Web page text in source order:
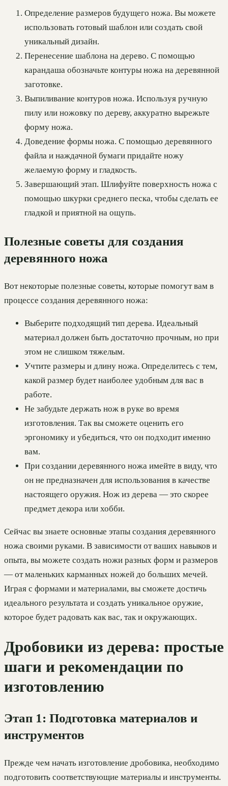
Определение размеров будущего ножа. Вы можете
использовать готовый шаблон или создать свой
уникальный дизайн.
Перенесение шаблона на дерево. С помощью
карандаша обозначьте контуры ножа на деревянной
заготовке.
Выпиливание контуров ножа. Используя ручную
пилу или ножовку по дереву, аккуратно вырежьте
форму ножа.
Доведение формы ножа. С помощью деревянного
файла и наждачной бумаги придайте ножу
желаемую форму и гладкость.
Завершающий этап. Шлифуйте поверхность ножа с
помощью шкурки среднего песка, чтобы сделать ее
гладкой и приятной на ощупь.
Полезные советы для создания
деревянного ножа
Вот некоторые полезные советы, которые помогут вам в
процессе создания деревянного ножа:
Выберите подходящий тип дерева. Идеальный
материал должен быть достаточно прочным, но при
этом не слишком тяжелым.
Учтите размеры и длину ножа. Определитесь с тем,
какой размер будет наиболее удобным для вас в
работе.
Не забудьте держать нож в руке во время
изготовления. Так вы сможете оценить его
эргономику и убедиться, что он подходит именно
вам.
При создании деревянного ножа имейте в виду, что
он не предназначен для использования в качестве
настоящего оружия. Нож из дерева — это скорее
предмет декора или хобби.
Сейчас вы знаете основные этапы создания деревянного
ножа своими руками. В зависимости от ваших навыков и
опыта, вы можете создать ножи разных форм и размеров
— от маленьких карманных ножей до больших мечей.
Играя с формами и материалами, вы сможете достичь
идеального результата и создать уникальное оружие,
которое будет радовать как вас, так и окружающих.
Дробовики из дерева: простые
шаги и рекомендации по
изготовлению
Этап 1: Подготовка материалов и
инструментов
Прежде чем начать изготовление дробовика, необходимо
подготовить соответствующие материалы и инструменты.